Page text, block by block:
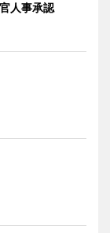
人事承認